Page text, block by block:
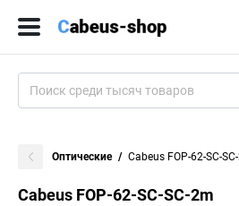
Оптические Cabeus FOP-62-SC-
Cabeus FOP-62-SC-SC-2m